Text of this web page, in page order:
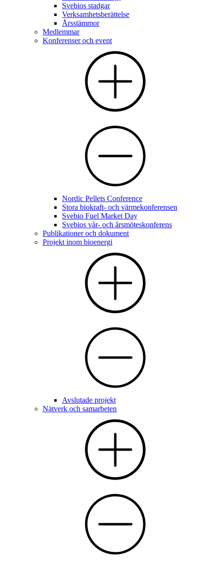
Svebios stadgar
Verksamhetsberättelse
Årsstämmor
Medlemmar
Konferenser och event
Nordic Pellets Conference
Stora biokraft- och värmekonferensen
Svebio Fuel Market Day
Svebios vår- och årsmöteskonferens
Publikationer och dokument
Projekt inom bioenergi
Avslutade projekt
Nätverk och samarbeten